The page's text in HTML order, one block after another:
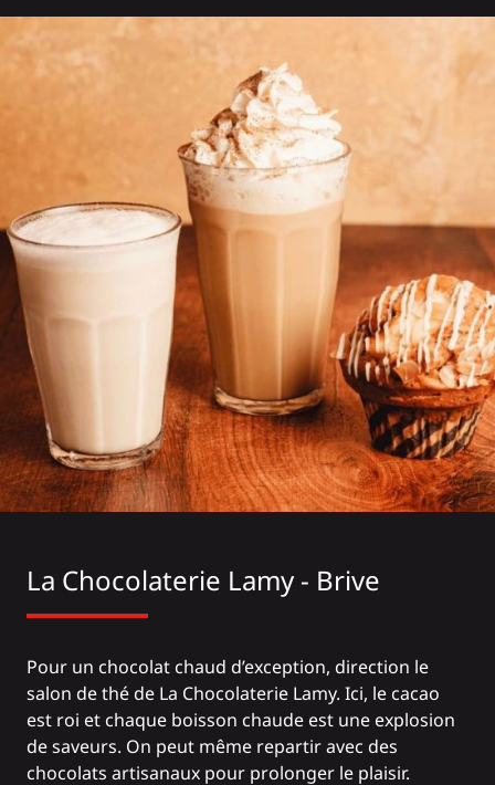
La Chocolaterie Lamy - Brive
Pour un chocolat chaud d’exception, direction le
salon de thé de La Chocolaterie Lamy. Ici, le cacao
est roi et chaque boisson chaude est une explosion
de saveurs. On peut même repartir avec des
chocolats artisanaux pour prolonger le plaisir.